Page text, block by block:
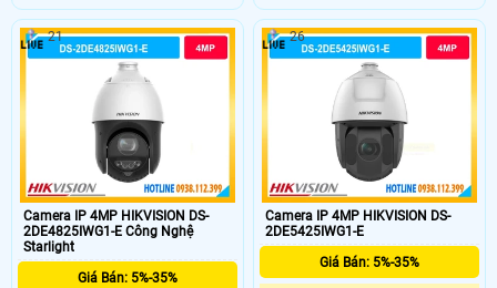
Camera IP 4MP HIKVISION DS-
2DE4825IWG1-E Công Nghệ
Starlight
Giá Bán: 5%-35%
21
Camera IP 4MP HIKVISION DS-
2DE5425IWG1-E
Giá Bán: 5%-35%
26